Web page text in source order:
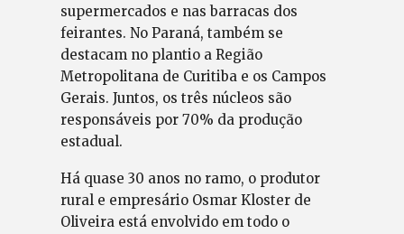
supermercados e nas barracas dos
feirantes. No Paraná, também se
destacam no plantio a Região
Metropolitana de Curitiba e os Campos
Gerais. Juntos, os três núcleos são
responsáveis por 70% da produção
estadual.
Há quase 30 anos no ramo, o produtor
rural e empresário Osmar Kloster de
Oliveira está envolvido em todo o